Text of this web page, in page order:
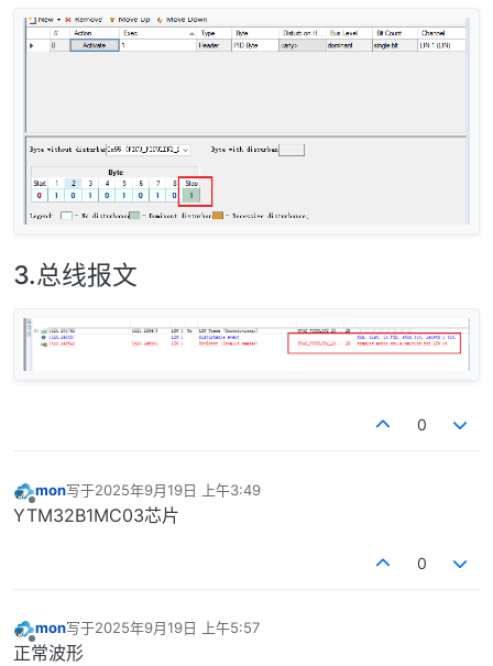
3.总线报文
0
离线
mon写于2025年9月19日 上午3:49
最后由 编辑
YTM32B1MC03芯片
0
离线
mon写于2025年9月19日 上午5:57
最后由 编辑
正常波形